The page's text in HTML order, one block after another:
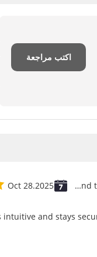
اكتب مراجعة
Saint Vincent and the Grenadines
Oct 28.2025